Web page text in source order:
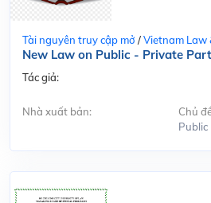
Tài nguyên truy cập mở /Vietnam Law
New Law on Public - Private
Tác giả:
Nhà xuất bản:
Chủ